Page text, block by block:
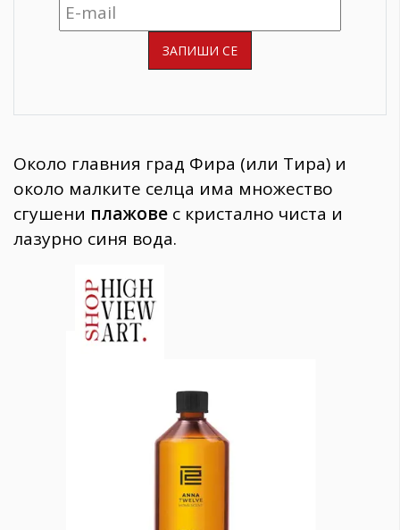
Около главния град Фира (или Тира) и
около малките селца има множество
сгушени плажове с кристално чиста и
лазурно синя вода.